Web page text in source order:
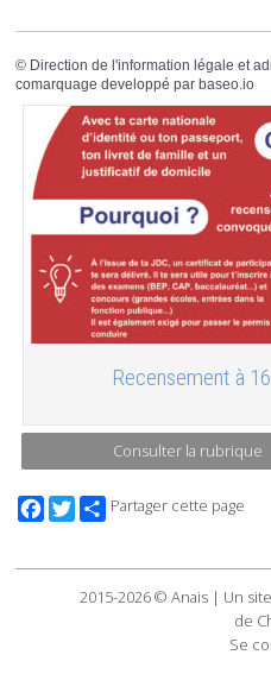
© Direction de l'information légale et
comarquage developpé par baseo.io
Recensement à
Consulter la rubrique
FacebookTwitterPartager cette page
2015-2026 © Anais | Un
de
Se